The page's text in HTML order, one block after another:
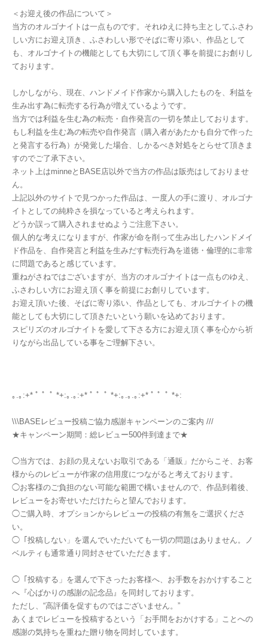
＜お迎え後の作品について＞
当方のオルゴナイトは一点ものです。それゆえに持ち主としてふさわ
しい方にお迎え頂き、ふさわしい形でそばに寄り添い、作品として
も、オルゴナイトの機能としても大切にして頂く事を前提にお創りし
ております。
しかしながら、現在、ハンドメイド作家から購入したものを、利益を
生み出す為に転売する行為が増えているようです。
当方では利益を生む為の転売・自作発言の一切を禁止しております。
もし利益を生む為の転売や自作発言（購入者があたかも自分で作った
と発言する行為）が発覚した場合、しかるべき対処をとらせて頂きま
すのでご了承下さい。
ネット上はminneとBASE店以外で当方の作品は販売はしておりませ
ん。
上記以外のサイトで見つかった作品は、一度人の手に渡り、オルゴナ
イトとしての純粋さを損なっていると考えられます。
どうか誤って購入されませぬようご注意下さい。
個人的な考えになりますが、作家が命を削って生み出したハンドメイ
ド作品を、自作発言と利益を生みだす転売行為を道徳・倫理的に非常
に問題であると感じています。
重ねがさねではございますが、当方のオルゴナイトは一点ものゆえ、
ふさわしい方にお迎え頂く事を前提にお創りしています。
お迎え頂いた後、そばに寄り添い、作品としても、オルゴナイトの機
能としても大切にして頂きたいという願いを込めております。
スピリズのオルゴナイトを愛して下さる方にお迎え頂く事を心から祈
りながら出品している事をご理解下さい。
｡.｡:+* ﾟ ゜ﾟ *+:｡.｡:+* ﾟ ゜ﾟ *+:｡.｡.｡:+* ﾟ ゜ﾟ *+:
\\\BASEレビュー投稿ご協力感謝キャンペーンのご案内 ///
★キャンペーン期間：総レビュー500件到達まで★
◯当方では、お顔の見えないお取引である「通販」だからこそ、お客
様からのレビューが作家の信用度につながると考えております。
◯お客様のご負担のない可能な範囲で構いませんので、作品到着後、
レビューをお寄せいただけたらと望んでおります。
◯ご購入時、オプションからレビューの投稿の有無をご選択くださ
い。
◯「投稿しない」を選んでいただいても一切の問題はありません。ノ
ベルティも通常通り同封させていただきます。
◯「投稿する」を選んで下さったお客様へ、お手数をおかけすること
へ『心ばかりの感謝の記念品』を同封しております。
ただし、“高評価を促すものではございません。”
あくまでレビューを投稿するという「お手間をおかけする」ことへの
感謝の気持ちを重ねた贈り物を同封しています。